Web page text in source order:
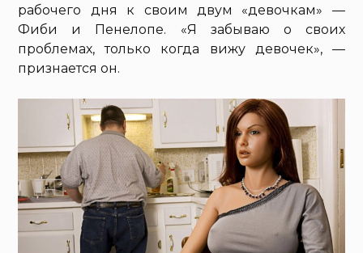
рабочего дня к своим двум «девочкам» —
Фиби и Пенелопе. «Я забываю о своих
проблемах, только когда вижу девочек», —
признается он.